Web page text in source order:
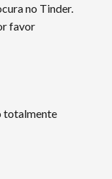
no Tinder.
favor
totalmente